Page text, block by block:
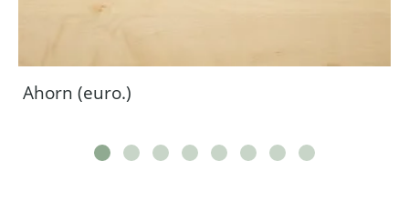
Ahorn (euro.)